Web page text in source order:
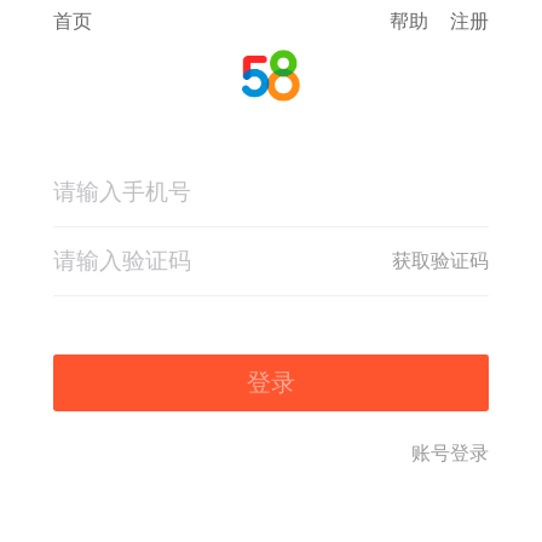
首页 帮助 注册
获取验证码
登录
账号登录